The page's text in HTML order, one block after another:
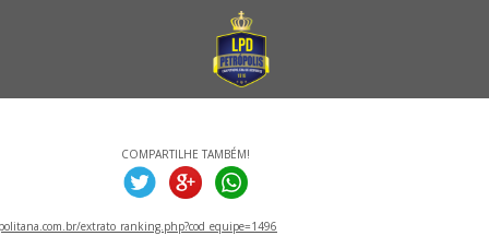
COMPARTILHE TAMBÉM!
extrato_ranking.php?cod_equipe=1496